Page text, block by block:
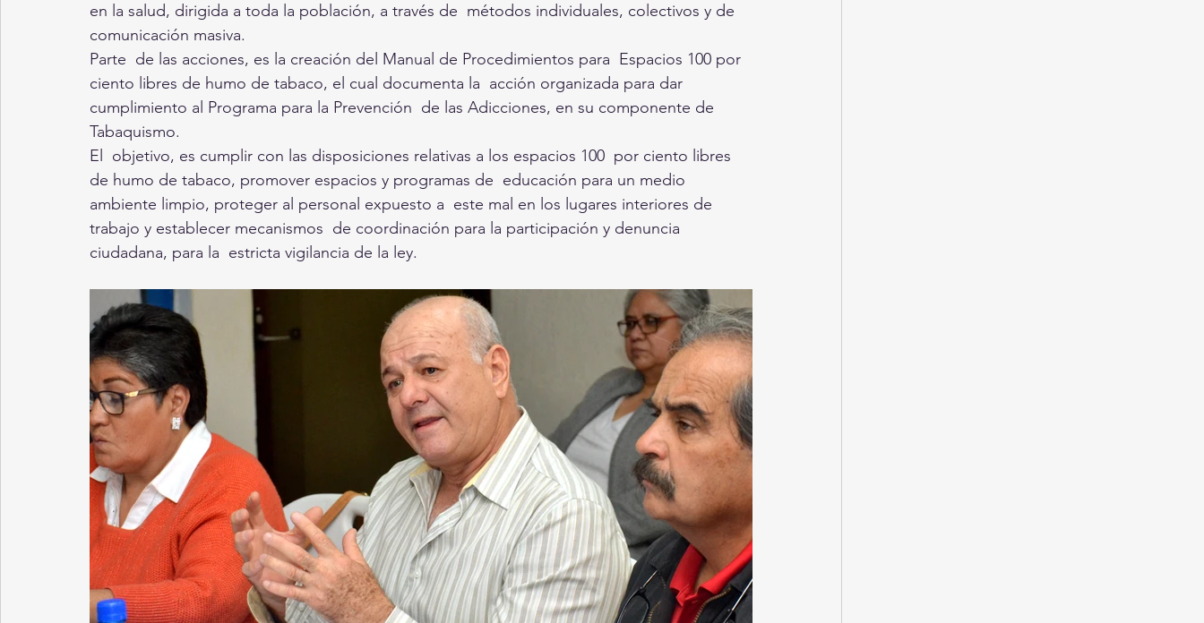
en la salud, dirigida a toda la población, a través de  métodos individuales, colectivos y de
comunicación masiva.
Parte  de las acciones, es la creación del Manual de Procedimientos para  Espacios 100 por
ciento libres de humo de tabaco, el cual documenta la  acción organizada para dar
cumplimiento al Programa para la Prevención  de las Adicciones, en su componente de
Tabaquismo.
El  objetivo, es cumplir con las disposiciones relativas a los espacios 100  por ciento libres
de humo de tabaco, promover espacios y programas de  educación para un medio
ambiente limpio, proteger al personal expuesto a  este mal en los lugares interiores de
trabajo y establecer mecanismos  de coordinación para la participación y denuncia
ciudadana, para la  estricta vigilancia de la ley.